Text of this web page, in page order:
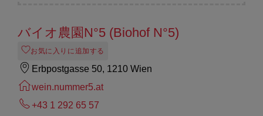
バイオ農園N°5 (Biohof N°5)
お気に入りに追加する
Erbpostgasse 50, 1210 Wien
wein.nummer5.at
+43 1 292 65 57